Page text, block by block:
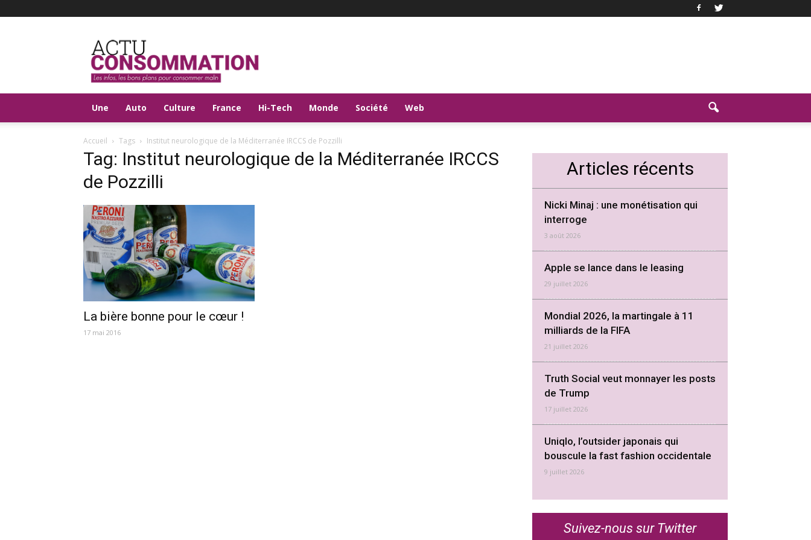
Actu
Consommation
Une Auto Culture France Hi-Tech Monde Société Web
Accueil Tags Institut neurologique de la Méditerranée IRCCS de Pozzilli
Tag: Institut neurologique de la Méditerranée IRCCS
de Pozzilli
La bière bonne pour le cœur !
17 mai 2016
Articles récents
Nicki Minaj : une monétisation qui
interroge
3 août 2026
Apple se lance dans le leasing
29 juillet 2026
Mondial 2026, la martingale à 11
milliards de la FIFA
21 juillet 2026
Truth Social veut monnayer les posts
de Trump
17 juillet 2026
Uniqlo, l’outsider japonais qui
bouscule la fast fashion occidentale
9 juillet 2026
Suivez-nous sur Twitter